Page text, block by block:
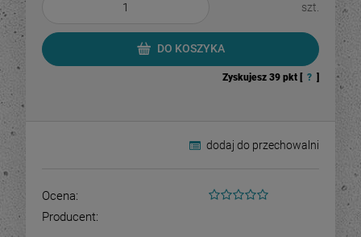
szt.
DO KOSZYKA
Zyskujesz 39 pkt [ ? ]
dodaj do przechowalni
Ocena:
Producent: